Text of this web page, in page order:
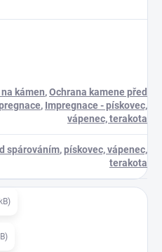
kámen,Ochrana kamene před
, Impregnace - pískovec,
vápenec, terakota
spárováním,pískovec, vápenec,
terakota